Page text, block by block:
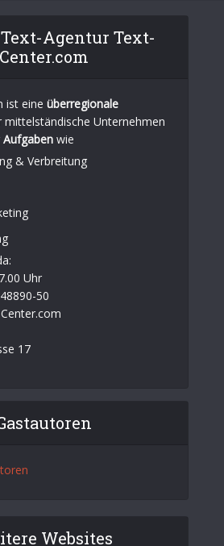
Agentur Text-
Center.com
ist eine überregionale
mittelständische Unternehmen
Aufgaben wie
& Verbreitung
Uhr
50
17
Websites